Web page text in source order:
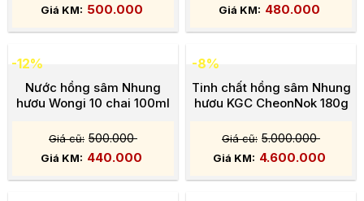
500.000 480.000
-12%
Nước hồng sâm Nhung
hươu Wongi 10 chai 100ml
500.000
440.000
-8%
Tinh chất hồng sâm Nhung
hươu KGC CheonNok 180g
5.000.000
4.600.000